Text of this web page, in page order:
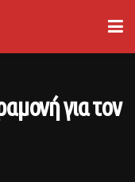
για τον